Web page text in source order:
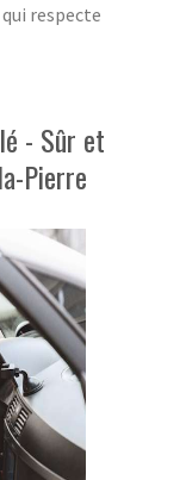
respecte
- Sûr et
Pierre